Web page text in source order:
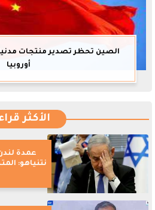
أوروبيا
الأكثر
عمدة
نتنياهو: